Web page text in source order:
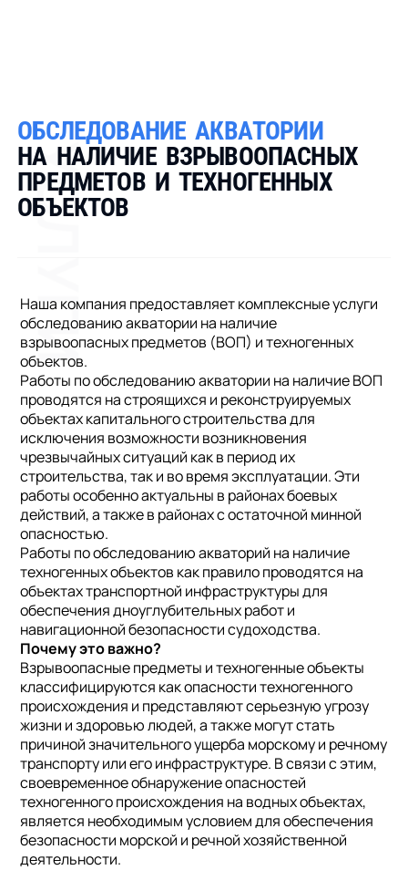
ОБСЛЕДОВАНИЕ АКВАТОРИИ
НА НАЛИЧИЕ ВЗРЫВООПАСНЫХ
ПРЕДМЕТОВ И ТЕХНОГЕННЫХ
ОБЪЕКТОВ
УСЛУГИ
Наша компания предоставляет комплексные услуги
обследованию акватории на наличие
взрывоопасных предметов (ВОП) и техногенных
объектов.
Работы по обследованию акватории на наличие ВОП
проводятся на строящихся и реконструируемых
объектах капитального строительства для
исключения возможности возникновения
чрезвычайных ситуаций как в период их
строительства, так и во время эксплуатации. Эти
работы особенно актуальны в районах боевых
действий, а также в районах с остаточной минной
опасностью.
Работы по обследованию акваторий на наличие
техногенных объектов как правило проводятся на
объектах транспортной инфраструктуры для
обеспечения дноуглубительных работ и
навигационной безопасности судоходства.
Почему это важно?
Взрывоопасные предметы и техногенные объекты
классифицируются как опасности техногенного
происхождения и представляют серьезную угрозу
жизни и здоровью людей, а также могут стать
причиной значительного ущерба морскому и речному
транспорту или его инфраструктуре. В связи с этим,
своевременное обнаружение опасностей
техногенного происхождения на водных объектах,
является необходимым условием для обеспечения
безопасности морской и речной хозяйственной
деятельности.